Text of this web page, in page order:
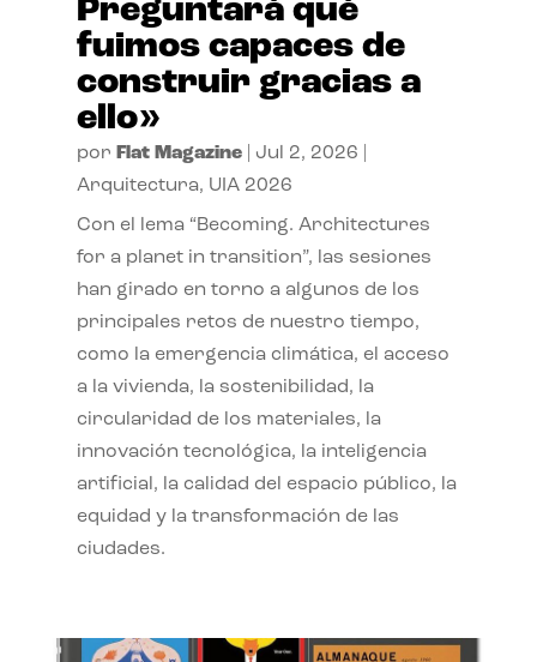
Preguntará qué
fuimos capaces de
construir gracias a
ello»
por Flat Magazine| Jul 2, 2026
Arquitectura, UIA 2026
Con el lema “Becoming. Architectures
for a planet in transition”, las sesiones
han girado en torno a algunos de los
principales retos de nuestro tiempo,
como la emergencia climática, el acceso
a la vivienda, la sostenibilidad, la
circularidad de los materiales, la
innovación tecnológica, la inteligencia
artificial, la calidad del espacio público, la
equidad y la transformación de las
ciudades.